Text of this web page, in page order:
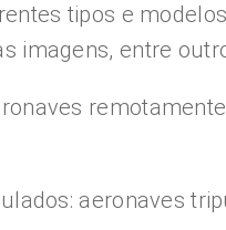
tipos e
imagens, entre
aeronaves